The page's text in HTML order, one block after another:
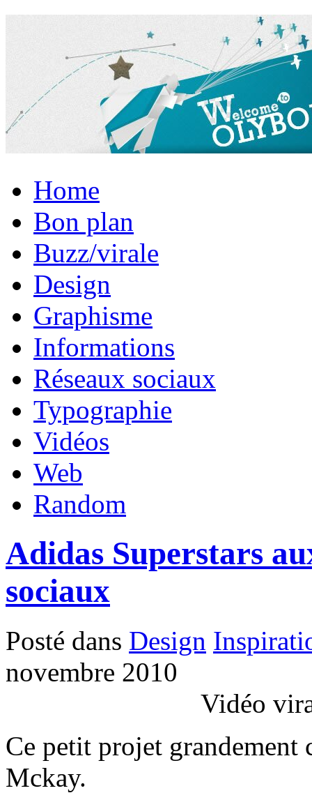
Home
Bon plan
Buzz/virale
Design
Graphisme
Informations
Réseaux sociaux
Typographie
Vidéos
Web
Random
Adidas Superstars
sociaux
Posté dans Design
novembre 2010
Vidéo
Ce petit projet grandement
Mckay.